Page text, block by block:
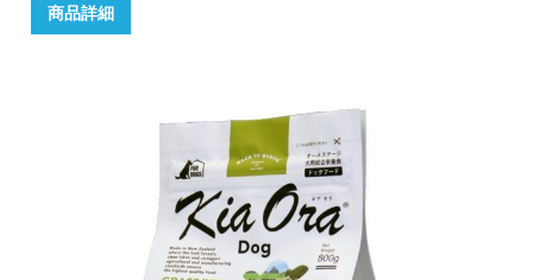
商品詳細